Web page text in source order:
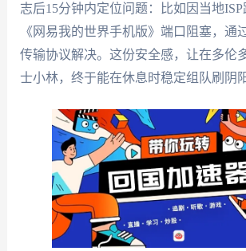
志后15分钟内定位问题：比如因当地
《网易我的世界手机版》端口阻塞，通
传输协议解决。这份安全感，让在多伦
士小林，终于能在休息时稳定组队刷阴